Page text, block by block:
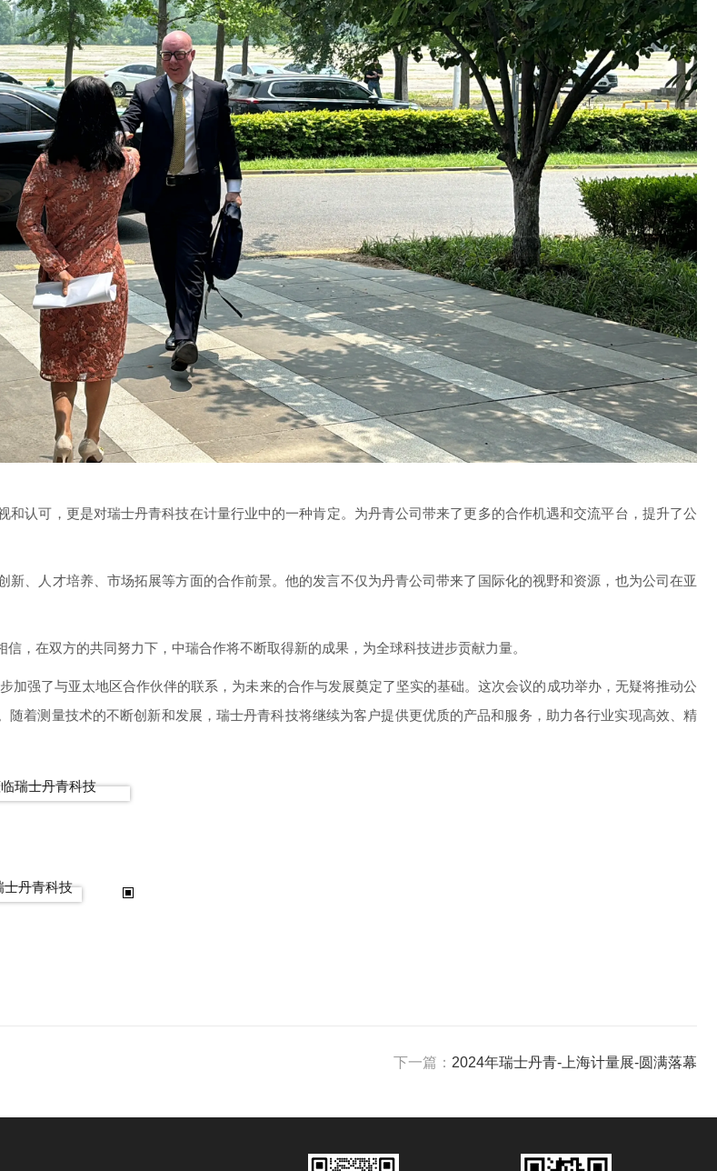
和认可，更是对瑞士丹青科技在计量行业中的一种肯定。为丹青公司带来了更多的合作机遇和交流平台，提升了公
、人才培养、市场拓展等方面的合作前景。他的发言不仅为丹青公司带来了国际化的视野和资源，也为公司在亚
，在双方的共同努力下，中瑞合作将不断取得新的成果，为全球科技进步贡献力量。
强了与亚太地区合作伙伴的联系，为未来的合作与发展奠定了坚实的基础。这次会议的成功举办，无疑将推动公
着测量技术的不断创新和发展，瑞士丹青科技将继续为客户提供更优质的产品和服务，助力各行业实现高效、精
下一篇： 2024年瑞士丹青-上海计量展-圆满落幕